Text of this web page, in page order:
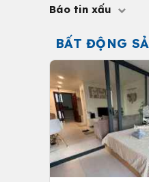
Báo tin xấu
BẤT ĐỘNG